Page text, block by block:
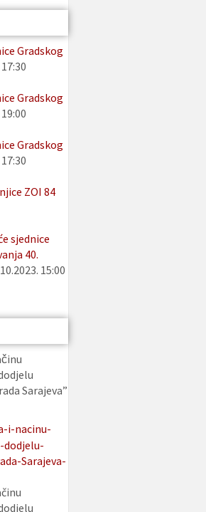
Gradskog
Gradskog
Gradskog
ZOI 84
sjednice
40.
15:00
Sarajeva”
i-nacinu-
dodjelu-
Sarajeva-